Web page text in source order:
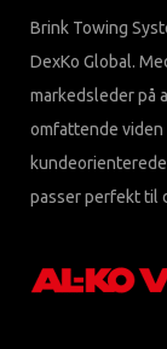
Brink Towing
DexKo Global.
markedsleder på
omfattende viden
passer perfekt til